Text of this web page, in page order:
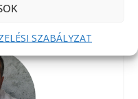
SZABÁLYZAT